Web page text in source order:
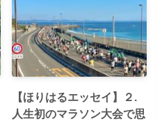
【ほりはるエッセイ】２.
人生初のマラソン大会で思